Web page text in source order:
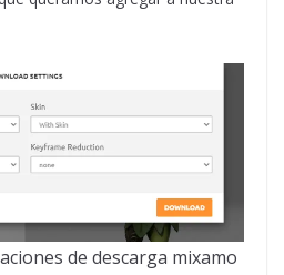
de descarga mixamo